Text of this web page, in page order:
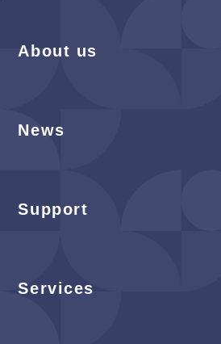
About us
News
Support
Services